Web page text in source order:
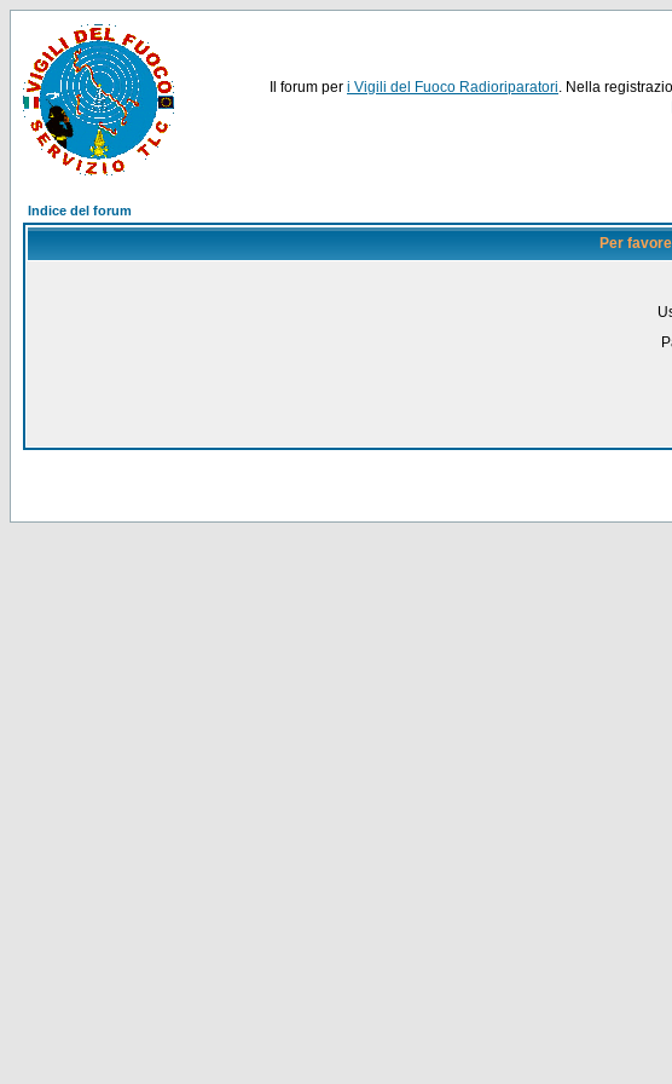
Il forum per i Vigili del Fuoco Radioriparatori. Nella
Indice del forum
Per